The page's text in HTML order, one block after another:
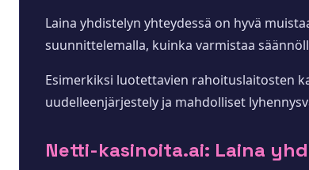
Laina yhdistelyn yhteydessä on hyvä
suunnittelemalla, kuinka varmistaa
Esimerkiksi luotettavien rahoituslaitosten
uudelleenjärjestely ja mahdolliset
Netti-kasinoita.ai: Laina